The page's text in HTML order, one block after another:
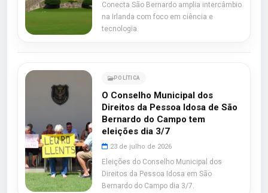
Conecta São Bernardo amplia intercâmbio
na Irlanda com foco em ciência e
tecnologia.
POLÍTICA
O Conselho Municipal dos
Direitos da Pessoa Idosa de São
Bernardo do Campo tem
eleições dia 3/7
23 de julho de 2026
Eleições do Conselho Municipal dos
Direitos da Pessoa Idosa em São
Bernardo do Campo dia 3/7.